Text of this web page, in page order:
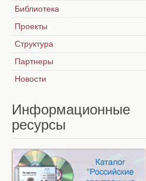
Библиотека
Проекты
Структура
Партнеры
Новости
Информационные
ресурсы